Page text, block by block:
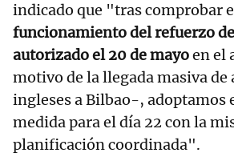
indicado que "tras comprobar
funcionamiento del refuerzo
autorizado el 20 de mayoen el
motivo de la llegada masiva de
ingleses a Bilbao-, adoptamos
medida para el día 22 con la
planificación coordinada".